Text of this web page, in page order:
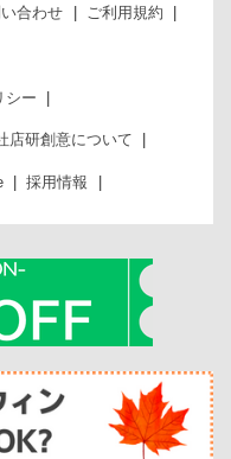
合わせ ご利用規約
シー
店研創意について
採用情報